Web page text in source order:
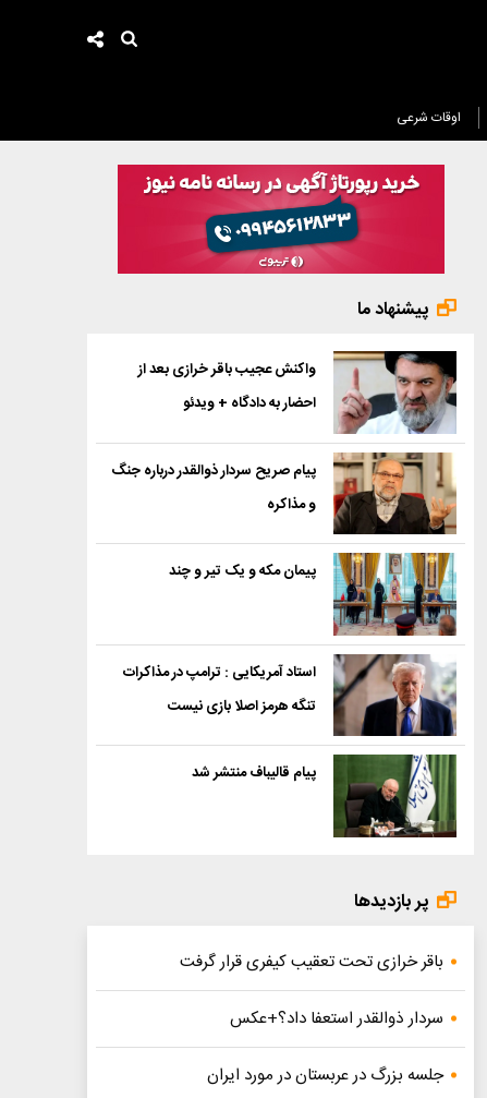
اوقات شرعی
پیشنهاد ما
واکنش عجیب باقر خرازی بعد از
احضار به دادگاه + ویدئو
پیام صریح سردار ذوالقدر درباره جنگ
و مذاکره
پیمان مکه و یک تیر و چند
استاد آمریکایی : ترامپ در مذاکرات
تنگه هرمز اصلا بازی نیست
پیام قالیباف منتشر شد
پر بازدیدها
باقر خرازی تحت تعقیب کیفری قرار گرفت
سردار ذوالقدر استعفا داد؟+عکس
جلسه بزرگ در عربستان در مورد ایران